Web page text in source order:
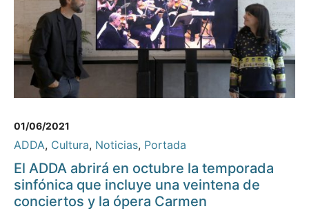
01/06/2021
ADDA, Cultura, Noticias, Portada
El ADDA abrirá en octubre la temporada
sinfónica que incluye una veintena de
conciertos y la ópera Carmen